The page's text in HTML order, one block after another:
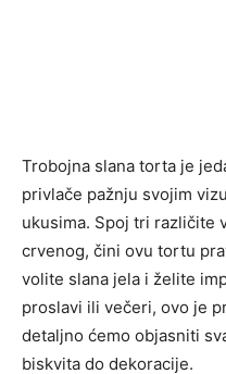
Trobojna slana torta je
privlače pažnju svojim
ukusima. Spoj tri različite
crvenog, čini ovu tortu
volite slana jela i želite
proslavi ili večeri, ovo je
detaljno ćemo objasniti
biskvita do dekoracije.